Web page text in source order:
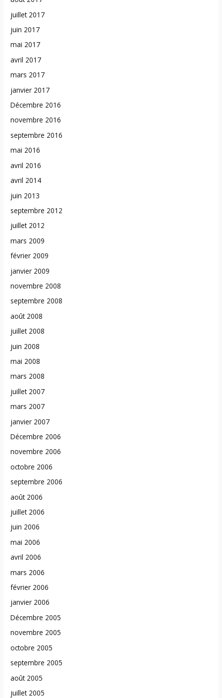
juillet 2017
juin 2017
mai 2017
avril 2017
mars 2017
janvier 2017
Décembre 2016
novembre 2016
septembre 2016
mai 2016
avril 2016
avril 2014
juin 2013
septembre 2012
juillet 2012
mars 2009
février 2009
janvier 2009
novembre 2008
septembre 2008
août 2008
juillet 2008
juin 2008
mai 2008
mars 2008
juillet 2007
mars 2007
janvier 2007
Décembre 2006
novembre 2006
octobre 2006
septembre 2006
août 2006
juillet 2006
juin 2006
mai 2006
avril 2006
mars 2006
février 2006
janvier 2006
Décembre 2005
novembre 2005
octobre 2005
septembre 2005
août 2005
juillet 2005